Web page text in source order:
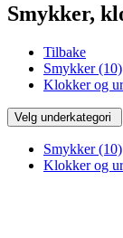
Smykker,
Tilbake
Smykker(10)
Klokker og
Velg underkategori
Smykker(10)
Klokker og